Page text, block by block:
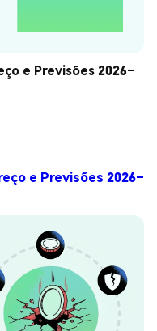
e Previsões 2026–
e Previsões 2026–